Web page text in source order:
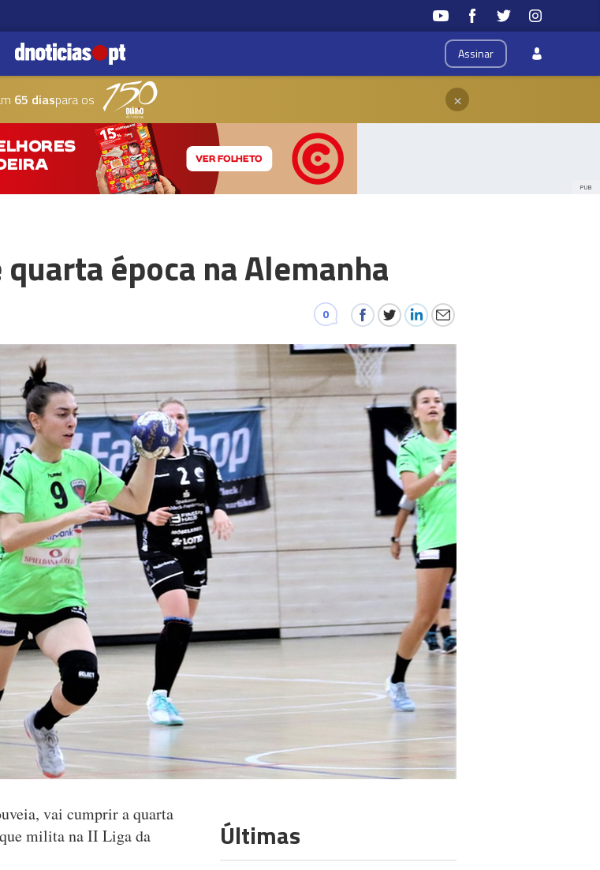
Assinar
65 diaspara os ×
PUB
época na Alemanha
0
vai cumprir a quarta
milita na II Liga da
Últimas